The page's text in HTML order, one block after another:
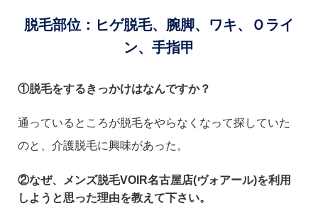
脱毛部位：ヒゲ脱毛、腕脚、ワキ、Ｏライ
ン、手指甲
①脱毛をするきっかけはなんですか？
通っているところが脱毛をやらなくなって探していた
のと、介護脱毛に興味があった。
②なぜ、メンズ脱毛VOIR名古屋店(ヴォアール)を利用
しようと思った理由を教えて下さい。